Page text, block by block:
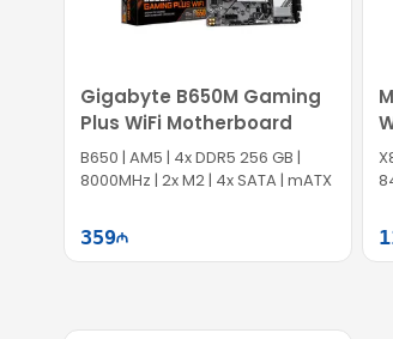
Gigabyte B650M Gaming
Plus WiFi Motherboard
B650 | AM5 | 4x DDR5 256 GB |
8000MHz | 2x M2 | 4x SATA | mATX
359